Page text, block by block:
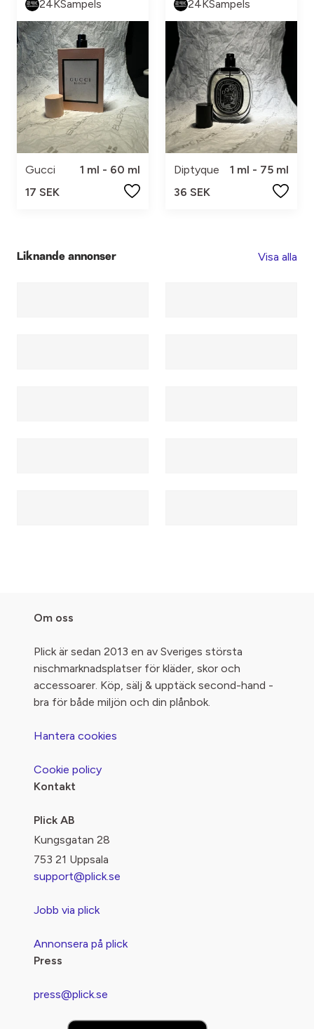
24KSampels
Gucci
1 ml - 60 ml
17 SEK
24KSampels
Diptyque
1 ml - 75 ml
36 SEK
Liknande annonser Visa alla
Om oss
Plick är sedan 2013 en av Sveriges största
nischmarknadsplatser för kläder, skor och
accessoarer. Köp, sälj & upptäck second-hand -
bra för både miljön och din plånbok.
Hantera cookies
Cookie policy
Kontakt
Plick AB
Kungsgatan 28
753 21 Uppsala
support@plick.se
Jobb via plick
Annonsera på plick
Press
press@plick.se